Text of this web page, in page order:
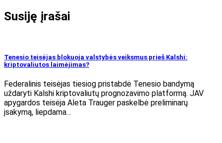
Susiję įrašai
Tenesio teisėjas blokuoja valstybės veiksmus prieš Kalshi:
kriptovaliutos laimėjimas?
Federalinis teisėjas tiesiog pristabdė Tenesio bandymą
uždaryti Kalshi kriptovaliutų prognozavimo platformą. JAV
apygardos teisėja Aleta Trauger paskelbė preliminarų
įsakymą, liepdama…